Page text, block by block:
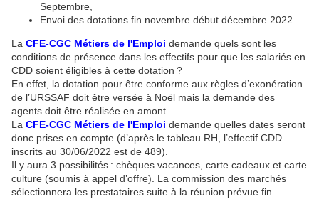
Septembre,
Envoi des dotations fin novembre début décembre 2022.
La CFE-CGC Métiers de l'Emploi demande quels sont les
conditions de présence dans les effectifs pour que les salariés en
CDD soient éligibles à cette dotation ?
En effet, la dotation pour être conforme aux règles d’exonération
de l’URSSAF doit être versée à Noël mais la demande des
agents doit être réalisée en amont.
La CFE-CGC Métiers de l'Emploi demande quelles dates seront
donc prises en compte (d’après le tableau RH, l’effectif CDD
inscrits au 30/06/2022 est de 489).
Il y aura 3 possibilités : chèques vacances, carte cadeaux et carte
culture (soumis à appel d’offre). La commission des marchés
sélectionnera les prestataires suite à la réunion prévue fin